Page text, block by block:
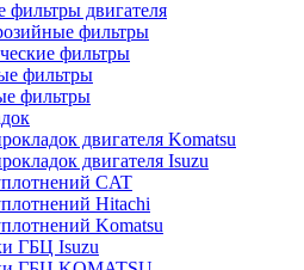
фильтры двигателя
фильтры
фильтры
фильтры
фильтры
двигателя Komatsu
двигателя Isuzu
CAT
Hitachi
Komatsu
ГБЦ Isuzu